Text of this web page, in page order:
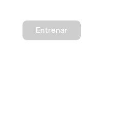
Entrenar